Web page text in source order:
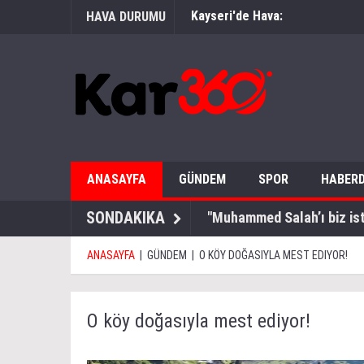
HAVA DURUMU Kayseri'de Hava:
ANASAYFA GÜNDEM SPOR
SONDAKIKA "Muhammed Salah’ı biz
ANASAYFA GÜNDEM O KÖY DOĞASIYLA MEST EDIYOR!
O köy doğasıyla mest ediyor!